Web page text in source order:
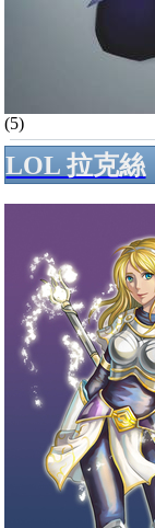
(5)
LOL 拉克絲